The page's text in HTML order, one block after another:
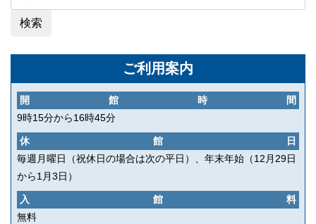
検索
ご利用案内
開館時間
9時15分から16時45分
休館日
毎週月曜日（祝休日の場合は次の平日）、年末年始（12月29日
から1月3日）
入館料
無料